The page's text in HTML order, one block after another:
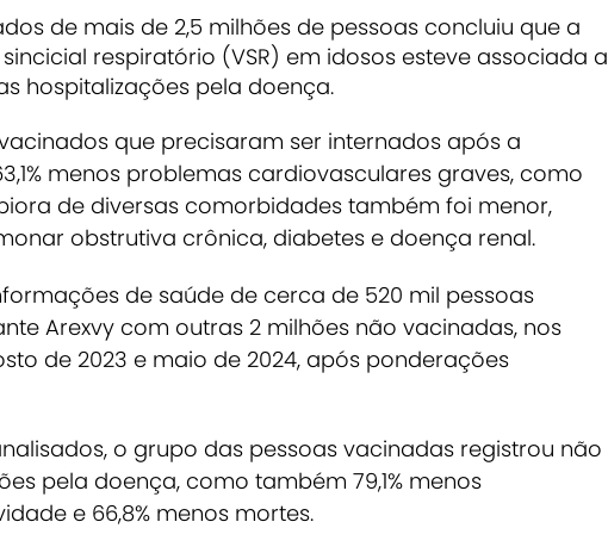
de mais de 2,5 milhões de pessoas concluiu que a
respiratório (VSR) em idosos esteve associada a
hospitalizações pela doença.
que precisaram ser internados após a
menos problemas cardiovasculares graves, como
de diversas comorbidades também foi menor,
obstrutiva crônica, diabetes e doença renal.
de saúde de cerca de 520 mil pessoas
Arexvy com outras 2 milhões não vacinadas, nos
de 2023 e maio de 2024, após ponderações
o grupo das pessoas vacinadas registrou não
pela doença, como também 79,1% menos
e 66,8% menos mortes.